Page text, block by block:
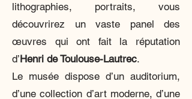
lithographies, portraits, vous
découvrirez un vaste panel des
œuvres qui ont fait la réputation
d’Henri de Toulouse-Lautrec.
Le musée dispose d’un auditorium,
d’une collection d’art moderne, d’une